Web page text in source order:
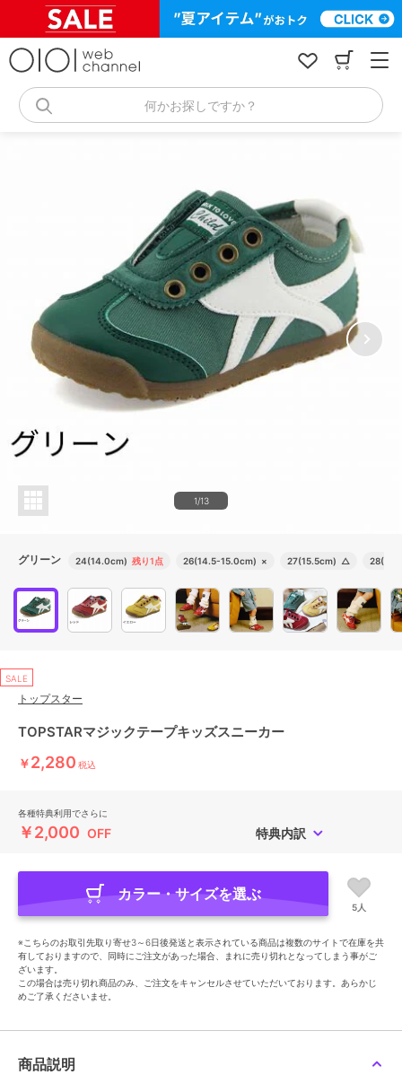
何かお探しですか？
1/13
グリーン 24(14.0cm) 残り1点 26(14.5-15.0cm) × 27(15.5cm) △
SALE
トップスター
TOPSTARマジックテープキッズスニーカー
￥2,280 税込
各種特典利用でさらに
￥2,000 OFF 特典内訳
カラー・サイズを選ぶ
5人
※こちらのお取引先取り寄せ3～6日後発送と表示されている商品は複数のサイトで在庫を共
有しておりますので、同時にご注文があった場合、まれに売り切れとなってしまう事がご
ざいます。
この場合は売り切れ商品のみ、ご注文をキャンセルさせていただいております。あらかじ
めご了承くださいませ。
商品説明